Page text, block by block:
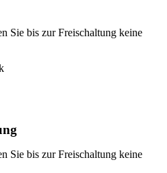
Sie bis zur Freischaltung keine
Sie bis zur Freischaltung keine